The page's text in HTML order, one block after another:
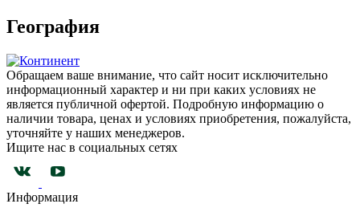
География
Обращаем ваше внимание, что сайт носит исключительно
информационный характер и ни при каких условиях не
является публичной офертой. Подробную информацию о
наличии товара, ценах и условиях приобретения, пожалуйста,
уточняйте у наших менеджеров.
Ищите нас в социальных сетях
Информация